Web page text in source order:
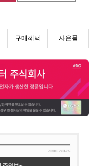
구매혜택 사은품